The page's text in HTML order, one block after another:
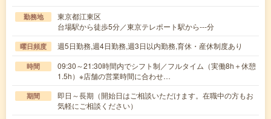
勤務地
東京都江東区
台場駅から徒歩5分／東京テレポート駅から---分
曜日頻度 週5日勤務,週4日勤務,週3日以内勤務,育休・産休制度あり
時間
09:30～21:30時間内でシフト制／フルタイム（実働8h＋休憩
1.5h）※店舗の営業時間に合わせ…
期間
即日～長期（開始日はご相談いただけます。在職中の方もお
気軽にご相談ください）